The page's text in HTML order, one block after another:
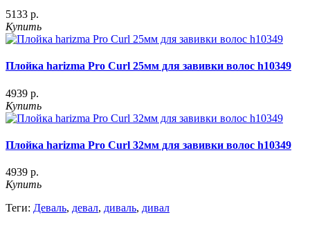
5133 р.
Купить
Плойка harizma Pro Curl 25мм для завивки волос h10349
4939 р.
Купить
Плойка harizma Pro Curl 32мм для завивки волос h10349
4939 р.
Купить
Теги: Деваль, девал, диваль, дивал